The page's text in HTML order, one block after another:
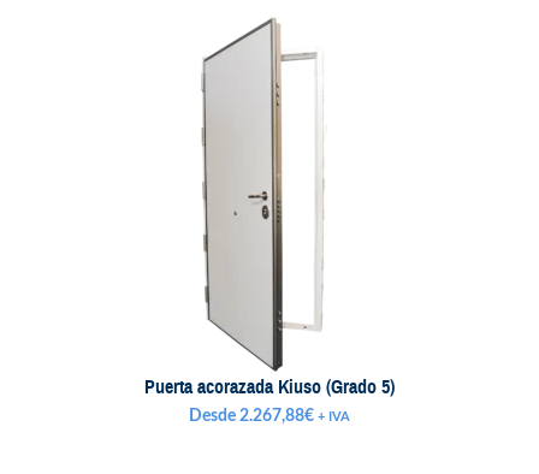
Puerta acorazada Kiuso (Grado 5)
Desde2.267,88€ + IVA